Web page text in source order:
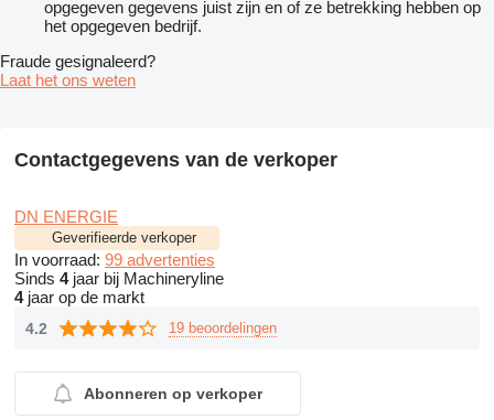
opgegeven gegevens juist zijn en of ze betrekking hebben op
het opgegeven bedrijf.
Fraude gesignaleerd?
Laat het ons weten
Contactgegevens van de verkoper
DN ENERGIE
Geverifieerde verkoper
In voorraad: 99 advertenties
Sinds 4jaar bij Machineryline
4jaar op de markt
4.2 19 beoordelingen
Abonneren op verkoper